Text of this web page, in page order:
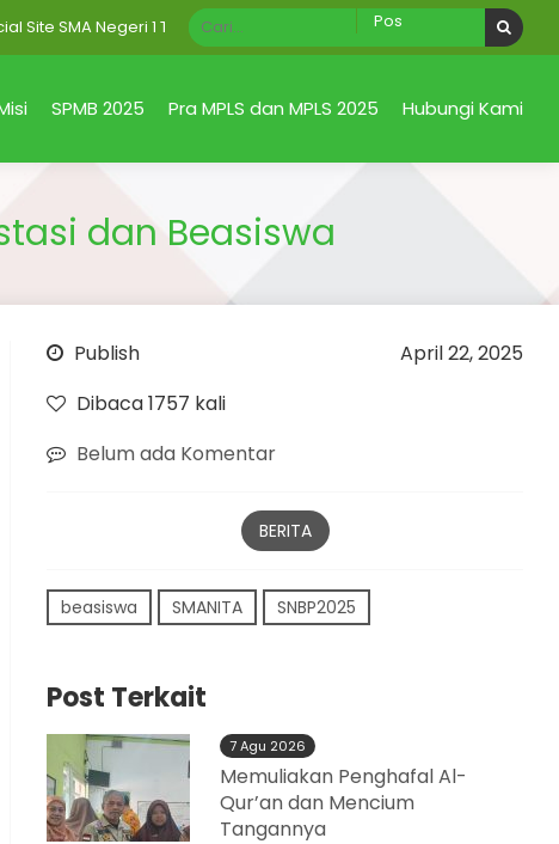
Negeri 1 Taman Sidoarjo Jawa Timur
SPMB 2025 Pra MPLS dan MPLS 2025 Hubungi Kami
dan Beasiswa
Publish
April 22, 2025
Dibaca 1757 kali
Belum ada Komentar
BERITA
beasiswa SMANITA SNBP2025
Post Terkait
7 Agu 2026
Memuliakan Penghafal Al-
Qur’an dan Mencium
Tangannya